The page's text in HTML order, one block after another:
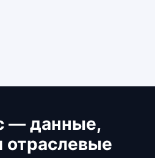
— данные,
отраслевые